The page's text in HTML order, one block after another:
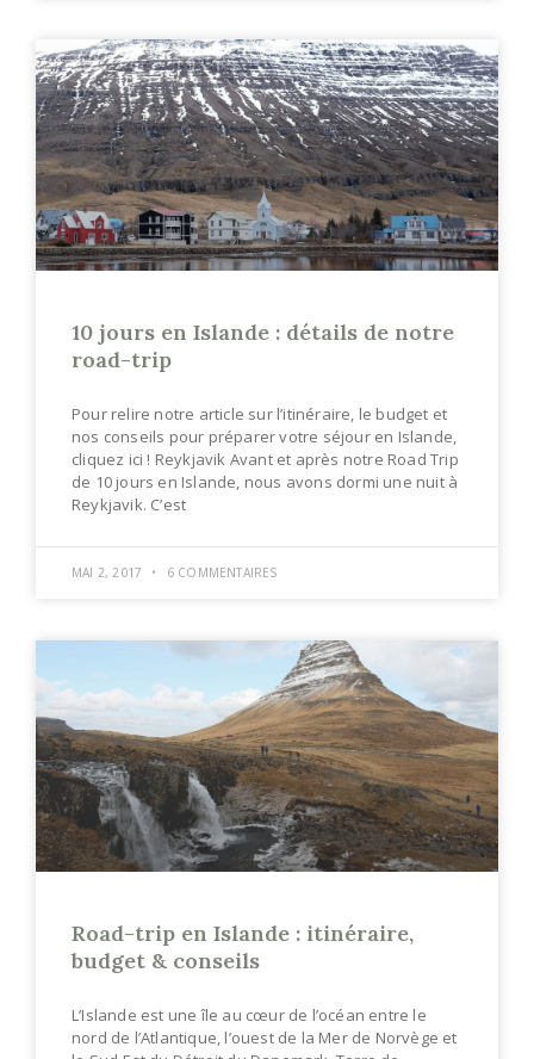
10 jours en Islande : détails de notre
road-trip
Pour relire notre article sur l’itinéraire, le budget et
nos conseils pour préparer votre séjour en Islande,
cliquez ici ! Reykjavik Avant et après notre Road Trip
de 10 jours en Islande, nous avons dormi une nuit à
Reykjavik. C’est
MAI 2, 2017 6 COMMENTAIRES
Road-trip en Islande : itinéraire,
budget & conseils
L’Islande est une île au cœur de l’océan entre le
nord de l’Atlantique, l’ouest de la Mer de Norvège et